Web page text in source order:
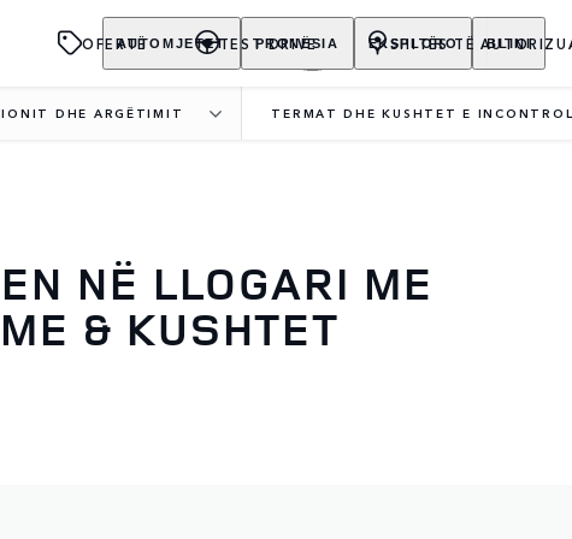
AUTOMJETET PRONËSIA EKSPLORO BLINI
OFERTË TEST DRIVE SHITËS TË
DHE ARGËTIMIT TERMAT DHE KUSHTET E
NË LLOGARI ME
& KUSHTET